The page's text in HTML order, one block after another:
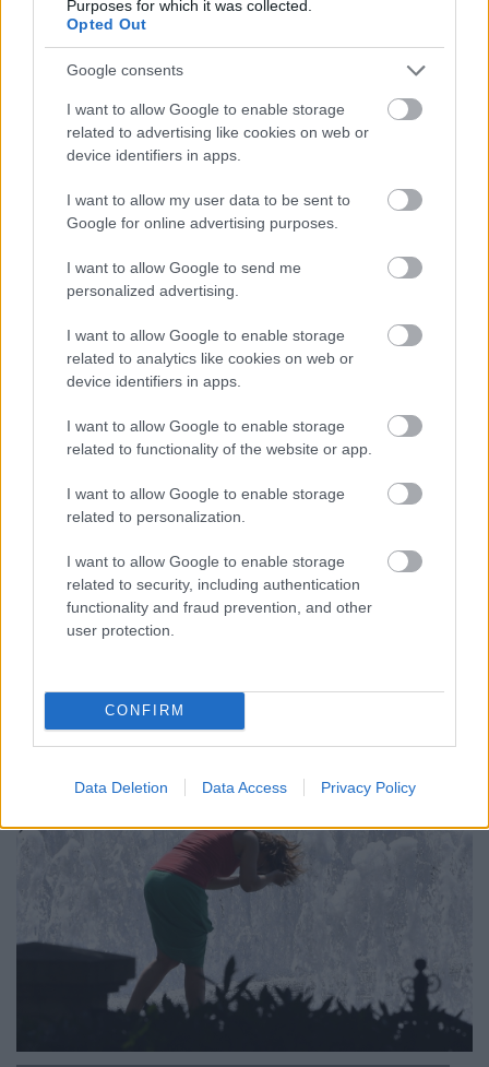
Purposes for which it was collected.
Opted Out
Google consents
I want to allow Google to enable storage
related to advertising like cookies on web or
device identifiers in apps.
I want to allow my user data to be sent to
Google for online advertising purposes.
I want to allow Google to send me
personalized advertising.
I want to allow Google to enable storage
related to analytics like cookies on web or
device identifiers in apps.
I want to allow Google to enable storage
related to functionality of the website or app.
I want to allow Google to enable storage
related to personalization.
I want to allow Google to enable storage
related to security, including authentication
functionality and fraud prevention, and other
user protection.
CONFIRM
Data Deletion Data Access Privacy Policy
LAKOSSÁGI FÓRUMON MUTATJÁK BE A
GYŐRSZENTIVÁNI KÖR TÉR FELÚJÍTÁSÁNAK
TERVEIT
Augusztus 6-án a beruházás ütemezéséről és az új kerékpárút
építéséről is tájékoztatják az érdeklődőket.
A NAPOKBAN BEFEJEZŐDIK A GYŐRI
DÍSZKIVILÁGÍTÁS LEKAPCSOLÁSA
A város 77 helyszínén zajlik a munkavégzés, a Győr Projekt
kezelésében lévő épületek egy részét is érinti az intézkedés.